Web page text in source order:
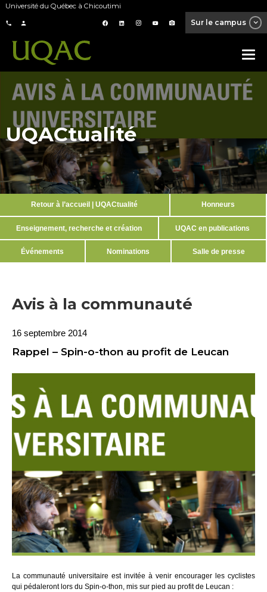
Université du Québec à Chicoutimi
Sur le campus
UQACtualité
Retour à l’accueil | UQACtualité Honneurs
Enseignement, recherche et création UQAC en publications
Événements Nominations Salle de presse
Avis à la communauté
16 septembre 2014
Rappel – Spin-o-thon au profit de Leucan
La communauté universitaire est invitée à venir encourager les cyclistes
qui pédaleront lors du Spin-o-thon, mis sur pied au profit de Leucan :